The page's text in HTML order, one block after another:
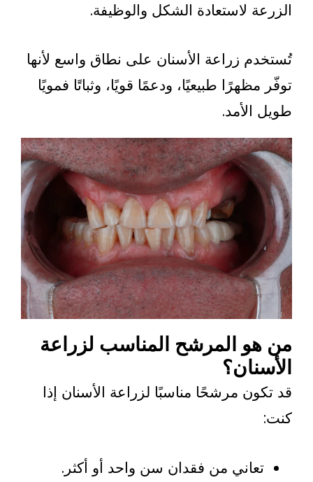
لاستعادة الشكل والوظيفة.
زراعة الأسنان على نطاق واسع لأنها
طبيعيًا، ودعمًا قويًا، وثباتًا فمويًا
المرشح المناسب لزراعة
مرشحًا مناسبًا لزراعة الأسنان إذا
من فقدان سن واحد أو أكثر.